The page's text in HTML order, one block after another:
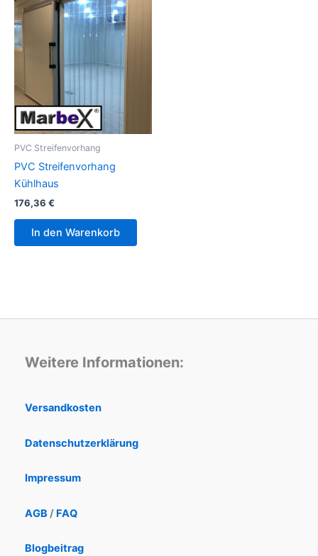
PVC Streifenvorhang
PVC Streifenvorhang
Kühlhaus
176,36 €
In den Warenkorb
Weitere Informationen:
Versandkosten
Datenschutzerklärung
Impressum
AGB / FAQ
Blogbeitrag